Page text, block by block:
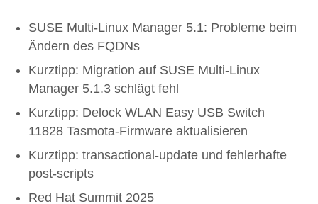
SUSE Multi-Linux Manager 5.1: Probleme beim
Ändern des FQDNs
Kurztipp: Migration auf SUSE Multi-Linux
Manager 5.1.3 schlägt fehl
Kurztipp: Delock WLAN Easy USB Switch
11828 Tasmota-Firmware aktualisieren
Kurztipp: transactional-update und fehlerhafte
post-scripts
Red Hat Summit 2025